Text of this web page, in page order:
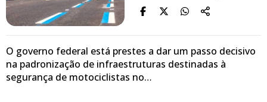
O governo federal está prestes a dar um passo decisivo
na padronização de infraestruturas destinadas à
segurança de motociclistas no…